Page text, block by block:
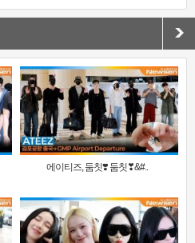
에이티즈, 둠칫❣️ 둠칫❣&#..